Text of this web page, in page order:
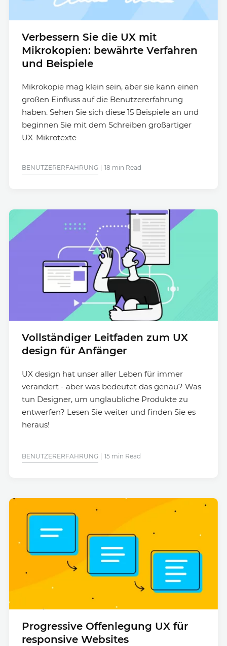
Verbessern Sie die UX mit
Mikrokopien: bewährte Verfahren
und Beispiele
Mikrokopie mag klein sein, aber sie kann einen
großen Einfluss auf die Benutzererfahrung
haben. Sehen Sie sich diese 15 Beispiele an und
beginnen Sie mit dem Schreiben großartiger
UX-Mikrotexte
BENUTZERERFAHRUNG 18 min Read
Vollständiger Leitfaden zum UX
design für Anfänger
UX design hat unser aller Leben für immer
verändert - aber was bedeutet das genau? Was
tun Designer, um unglaubliche Produkte zu
entwerfen? Lesen Sie weiter und finden Sie es
heraus!
BENUTZERERFAHRUNG 15 min Read
Progressive Offenlegung UX für
responsive Websites